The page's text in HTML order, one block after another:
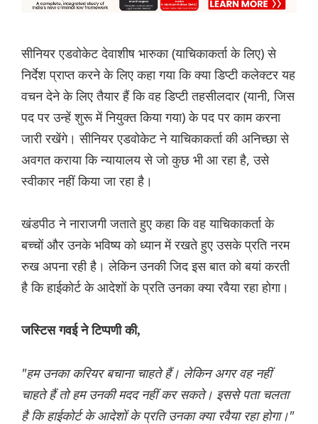
सीनियर एडवोकेट देवाशीष भारुका (याचिकाकर्ता के लिए) से
निर्देश प्राप्त करने के लिए कहा गया कि क्या डिप्टी कलेक्टर यह
वचन देने के लिए तैयार हैं कि वह डिप्टी तहसीलदार (यानी, जिस
पद पर उन्हें शुरू में नियुक्त किया गया) के पद पर काम करना
जारी रखेंगे। सीनियर एडवोकेट ने याचिकाकर्ता की अनिच्छा से
अवगत कराया कि न्यायालय से जो कुछ भी आ रहा है, उसे
स्वीकार नहीं किया जा रहा है।
खंडपीठ ने नाराजगी जताते हुए कहा कि वह याचिकाकर्ता के
बच्चों और उनके भविष्य को ध्यान में रखते हुए उसके प्रति नरम
रुख अपना रही है। लेकिन उनकी जिद इस बात को बयां करती
है कि हाईकोर्ट के आदेशों के प्रति उनका क्या रवैया रहा होगा।
जस्टिस गवई ने टिप्पणी की,
"हम उनका करियर बचाना चाहते हैं। लेकिन अगर वह नहीं
चाहते हैं तो हम उनकी मदद नहीं कर सकते। इससे पता चलता
है कि हाईकोर्ट के आदेशों के प्रति उनका क्या रवैया रहा होगा।"